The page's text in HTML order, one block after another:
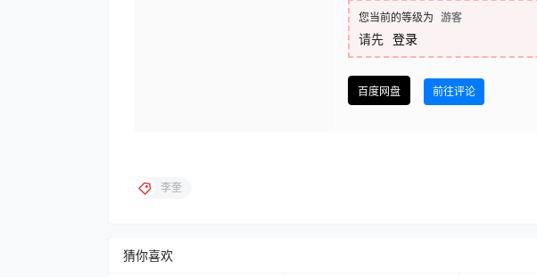
您当前的等级为 游客
请先 登录
百度网盘 前往评论
李奎
猜你喜欢